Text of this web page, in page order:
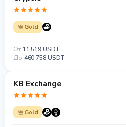
Gold
От 11 519 USDT
До 460 758 USDT
KB Exchange
Gold